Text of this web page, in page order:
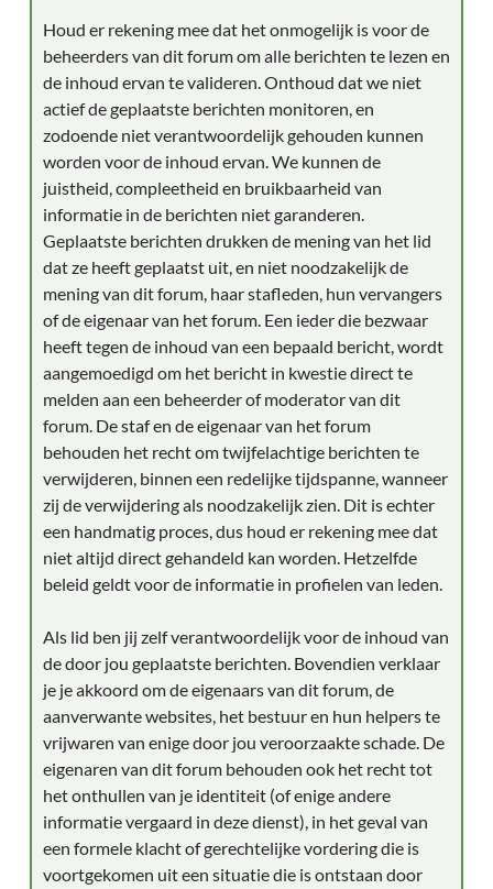
Houd er rekening mee dat het onmogelijk is voor de
beheerders van dit forum om alle berichten te lezen en
de inhoud ervan te valideren. Onthoud dat we niet
actief de geplaatste berichten monitoren, en
zodoende niet verantwoordelijk gehouden kunnen
worden voor de inhoud ervan. We kunnen de
juistheid, compleetheid en bruikbaarheid van
informatie in de berichten niet garanderen.
Geplaatste berichten drukken de mening van het lid
dat ze heeft geplaatst uit, en niet noodzakelijk de
mening van dit forum, haar stafleden, hun vervangers
of de eigenaar van het forum. Een ieder die bezwaar
heeft tegen de inhoud van een bepaald bericht, wordt
aangemoedigd om het bericht in kwestie direct te
melden aan een beheerder of moderator van dit
forum. De staf en de eigenaar van het forum
behouden het recht om twijfelachtige berichten te
verwijderen, binnen een redelijke tijdspanne, wanneer
zij de verwijdering als noodzakelijk zien. Dit is echter
een handmatig proces, dus houd er rekening mee dat
niet altijd direct gehandeld kan worden. Hetzelfde
beleid geldt voor de informatie in profielen van leden.
Als lid ben jij zelf verantwoordelijk voor de inhoud van
de door jou geplaatste berichten. Bovendien verklaar
je je akkoord om de eigenaars van dit forum, de
aanverwante websites, het bestuur en hun helpers te
vrijwaren van enige door jou veroorzaakte schade. De
eigenaren van dit forum behouden ook het recht tot
het onthullen van je identiteit (of enige andere
informatie vergaard in deze dienst), in het geval van
een formele klacht of gerechtelijke vordering die is
voortgekomen uit een situatie die is ontstaan door